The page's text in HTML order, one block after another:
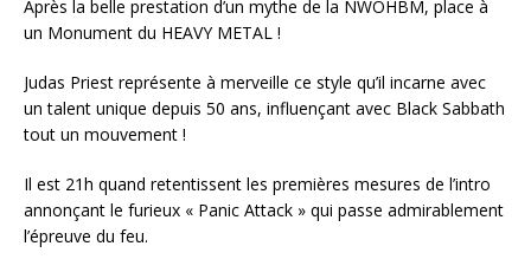
Après la belle prestation d’un mythe de la NWOHBM, place à
un Monument du HEAVY METAL !
Judas Priest représente à merveille ce style qu’il incarne avec
un talent unique depuis 50 ans, influençant avec Black Sabbath
tout un mouvement !
Il est 21h quand retentissent les premières mesures de l’intro
annonçant le furieux « Panic Attack » qui passe admirablement
l’épreuve du feu.